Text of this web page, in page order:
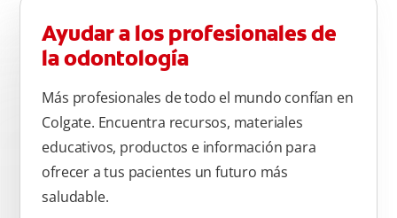
Ayudar a los profesionales de
la odontología
Más profesionales de todo el mundo confían en
Colgate. Encuentra recursos, materiales
educativos, productos e información para
ofrecer a tus pacientes un futuro más
saludable.